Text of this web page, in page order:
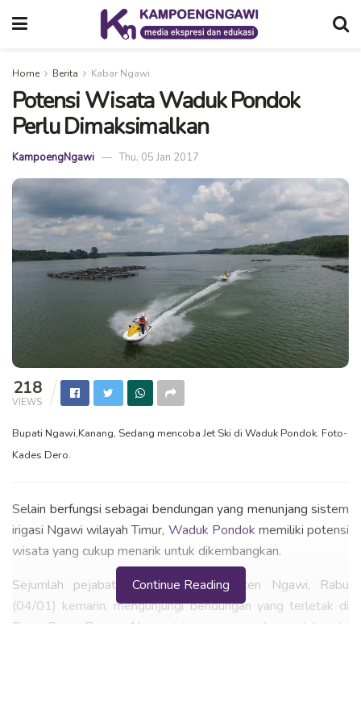
Home Berita Kabar Ngawi
Potensi Wisata Waduk Pondok
Perlu Dimaksimalkan
KampoengNgawi Thu, 05 Jan 2017
218
VIEWS
Bupati Ngawi,Kanang, Sedang mencoba Jet Ski di Waduk Pondok. Foto-
Kades Dero.
Selain berfungsi sebagai bendungan yang menunjang sistem
irigasi Ngawi wilayah Timur, Waduk Pondok memiliki potensi
wisata yang cukup menarik untuk dikembangkan.
Sejumlah pejabat Pemerintah Kabupaten Ngawi, Rabu
(04/01) kemarin, mengunjungi bendungan yang terletak di
Desa Dero, Bringin, Ngawi ini yang merupakan salah satu
Continue Reading